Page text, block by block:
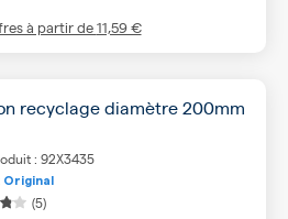
à partir de11,59 €
recyclage diamètre 200mm
: 92X3435
Original
(5)